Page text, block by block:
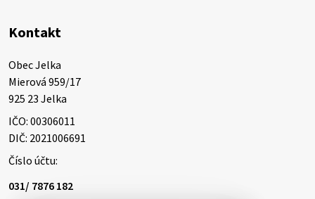
Smútočný oznam: 05.08.2026 1/ Vážení obyvatelia!S
hlbokým zármutkom Vám oznamujeme, že vo veku
73 rokov nás opustila Irena Tanková, rodená
Tanková. Pohreb zosnulej bude dňa 6.08.20…
5. augusta 2026 12:59
Kontakt
Obec Jelka
Mierová 959/17
925 23 Jelka
IČO: 00306011
DIČ: 2021006691
Číslo účtu:
031/ 7876 182